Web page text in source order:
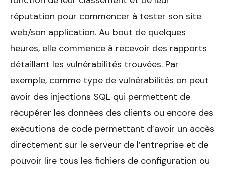
réputation pour commencer à tester son site
web/son application. Au bout de quelques
heures, elle commence à recevoir des rapports
détaillant les vulnérabilités trouvées. Par
exemple, comme type de vulnérabilités on peut
avoir des injections SQL qui permettent de
récupérer les données des clients ou encore des
exécutions de code permettant d’avoir un accès
directement sur le serveur de l’entreprise et de
pouvoir lire tous les fichiers de configuration ou